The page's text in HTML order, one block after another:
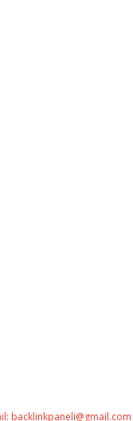
backlinkpaneli@gmail.com